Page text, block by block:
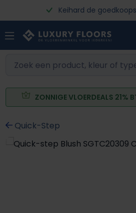
Ga naar de hoofdinhoud
Keihard de
ZONNIGE VLOERDEALS 21%
Quick-Step
Afbeeldingengalerij overslaan